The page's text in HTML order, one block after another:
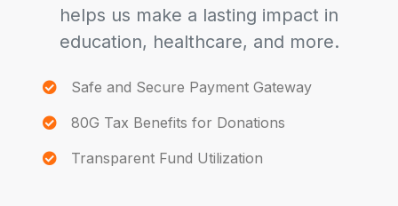
helps us make a lasting impact in
education, healthcare, and more.
Safe and Secure Payment Gateway
80G Tax Benefits for Donations
Transparent Fund Utilization